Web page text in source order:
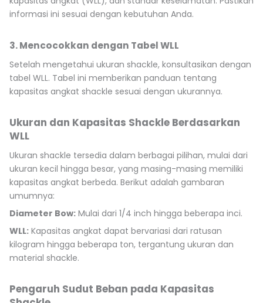
informasi ini sesuai dengan kebutuhan Anda.
3. Mencocokkan dengan Tabel WLL
Setelah mengetahui ukuran shackle, konsultasikan dengan
tabel WLL. Tabel ini memberikan panduan tentang
kapasitas angkat shackle sesuai dengan ukurannya.
Ukuran dan Kapasitas Shackle Berdasarkan
WLL
Ukuran shackle tersedia dalam berbagai pilihan, mulai dari
ukuran kecil hingga besar, yang masing-masing memiliki
kapasitas angkat berbeda. Berikut adalah gambaran
umumnya:
Diameter Bow: Mulai dari 1/4 inch hingga beberapa inci.
WLL: Kapasitas angkat dapat bervariasi dari ratusan
kilogram hingga beberapa ton, tergantung ukuran dan
material shackle.
Pengaruh Sudut Beban pada Kapasitas